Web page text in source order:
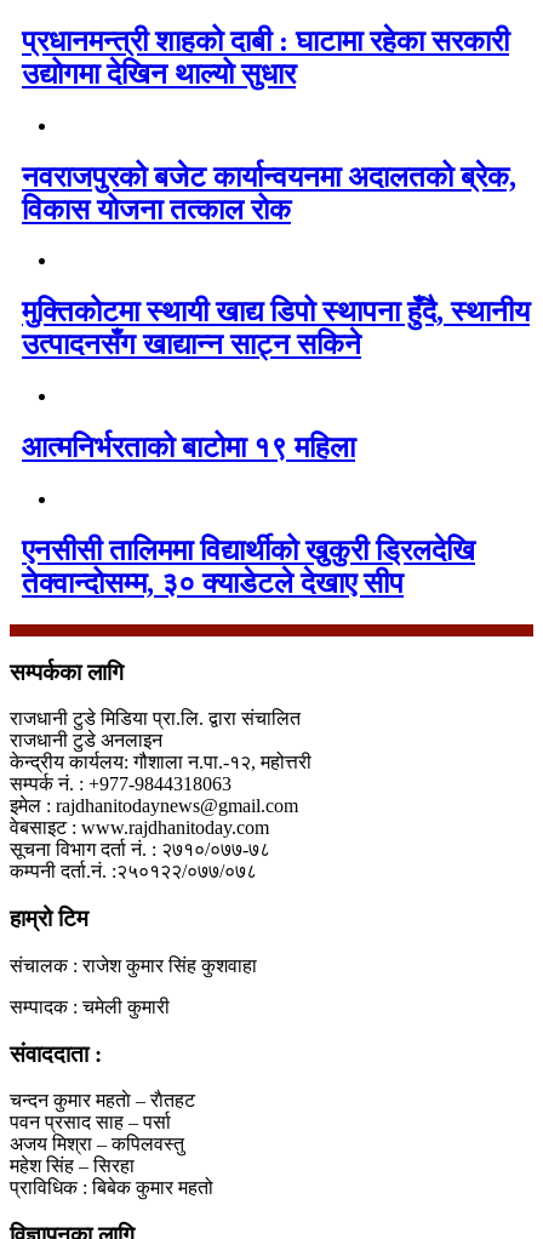
प्रधानमन्त्री शाहको दाबी : घाटामा रहेका सरकारी
उद्योगमा देखिन थाल्यो सुधार
नवराजपुरको बजेट कार्यान्वयनमा अदालतको ब्रेक,
विकास योजना तत्काल रोक
मुक्तिकोटमा स्थायी खाद्य डिपो स्थापना हुँदै, स्थानीय
उत्पादनसँग खाद्यान्न साट्न सकिने
आत्मनिर्भरताको बाटोमा १९ महिला
एनसीसी तालिममा विद्यार्थीको खुकुरी ड्रिलदेखि
तेक्वान्दोसम्म, ३० क्याडेटले देखाए सीप
सम्पर्कका लागि
राजधानी टुडे मिडिया प्रा.लि. द्वारा संचालित
राजधानी टुडे अनलाइन
केन्द्रीय कार्यलय: गौशाला न.पा.-१२, महोत्तरी
सम्पर्क नं. : +977-9844318063
इमेल : rajdhanitodaynews@gmail.com
वेबसाइट : www.rajdhanitoday.com
सूचना विभाग दर्ता नं. : २७१०/०७७-७८
कम्पनी दर्ता.नं. :२५०१२२/०७७/०७८
हाम्रो टिम
संचालक : राजेश कुमार सिंह कुशवाहा
सम्पादक : चमेली कुमारी
संवाददाता :
चन्दन कुमार महताे – राैतहट
पवन प्रसाद साह – पर्सा
अजय मिश्रा – कपिलवस्तु
महेश सिंह – सिरहा
प्राविधिक : बिबेक कुमार महतो